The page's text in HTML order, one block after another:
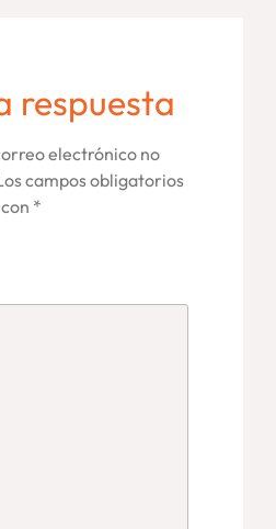
respuesta
electrónico no
campos obligatorios
*